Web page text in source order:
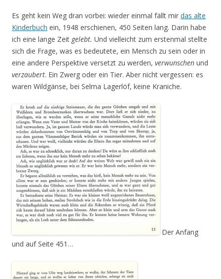
Es geht kein Weg dran vorbei: wieder einmal fällt mir das alte
Kinderbuch ein, 1948 erschienen, 450 Seiten lang. Darin habe
ich eine lange Zeit gelebt. Und vielleicht zum erstenmal stellte
sich die Frage, was es bedeutete, ein Mensch zu sein oder in
eine andere Perspektive versetzt zu werden, verwunschen und
verzaubert. Ein Zwerg oder ein Tier. Aber nicht vergessen: es
waren Wildgänse, bei Selma Lagerlöf, keine Kraniche.
Der Anfang
und auf Seite 451…